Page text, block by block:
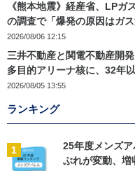
《熊本地震》経産省、LP
の調査で「爆発の原因はガス
2026/08/06 12:15
三井不動産と関電不動産開
多目的アリーナ核に、32年
2026/08/05 13:55
ランキング
1
25年度メンズ
ぶれが変動、増